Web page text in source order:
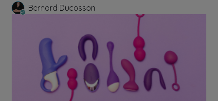
Bernard Ducosson